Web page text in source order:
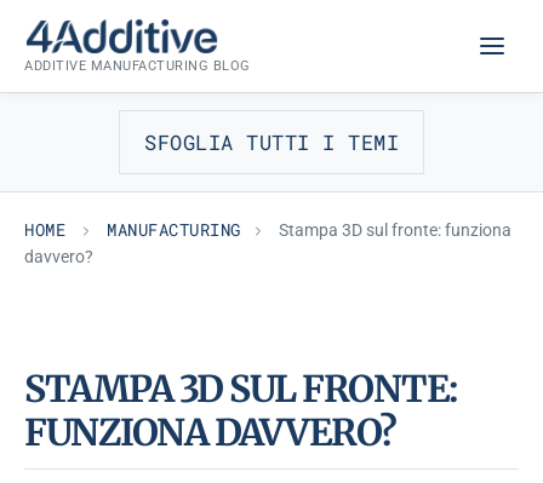
content
ADDITIVE MANUFACTURING BLOG
SFOGLIA TUTTI I TEMI
HOME MANUFACTURING
Stampa 3D sul fronte: funziona
davvero?
MANUFACTURING
STAMPA 3D SUL FRONTE:
FUNZIONA DAVVERO?